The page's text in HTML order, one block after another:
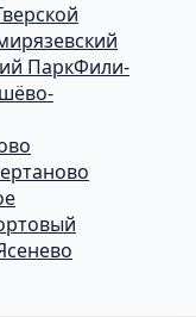
ПаркФили-